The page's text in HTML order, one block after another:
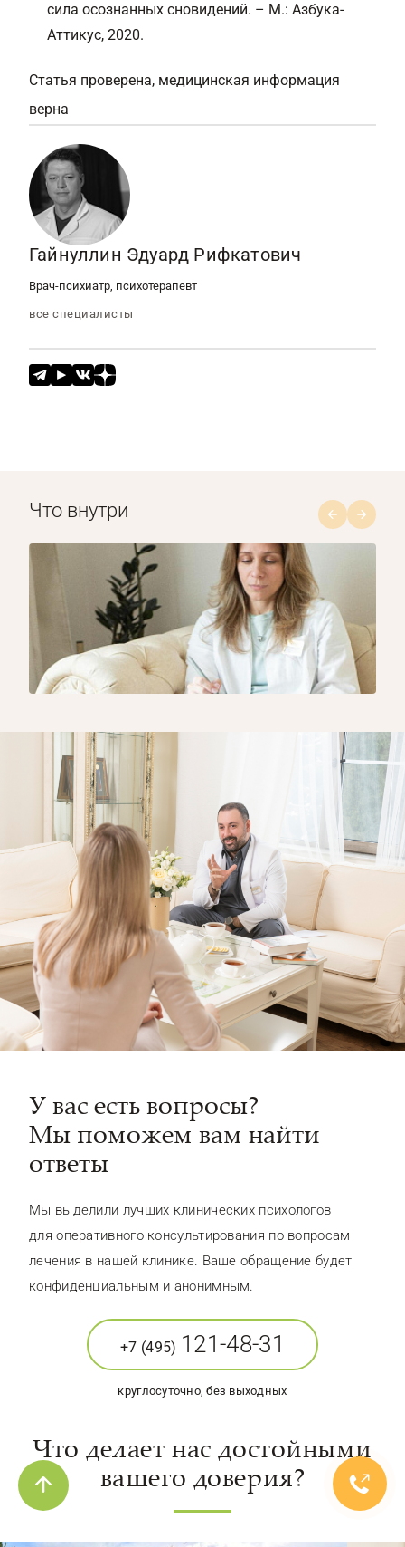
сила осознанных сновидений. – М.: Азбука-
Аттикус, 2020.
Статья проверена, медицинская информация
верна
Гайнуллин Эдуард Рифкатович
Врач-психиатр, психотерапевт
все специалисты
Что внутри
1/8
У вас есть вопросы?
Мы поможем вам найти
ответы
Мы выделили лучших клинических психологов
для оперативного консультирования по вопросам
лечения в нашей клинике. Ваше обращение будет
конфиденциальным и анонимным.
+7 (495) 121-48-31
круглосуточно, без выходных
Что делает нас достойными
вашего доверия?